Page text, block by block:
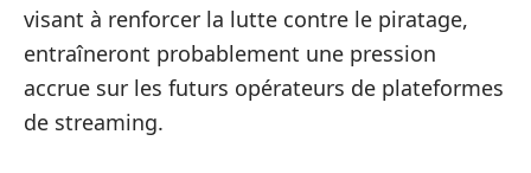
visant à renforcer la lutte contre le piratage,
entraîneront probablement une pression
accrue sur les futurs opérateurs de plateformes
de streaming.